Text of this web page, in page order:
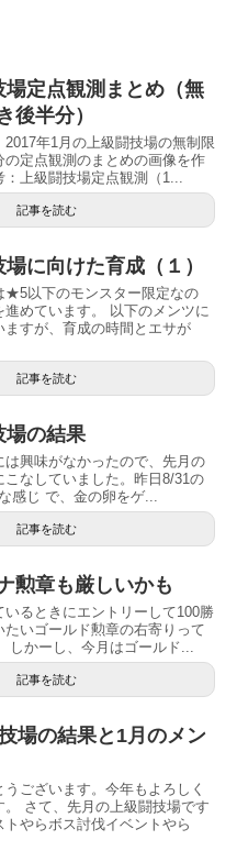
場定点観測まとめ（無
後半分）
年1月の上級闘技場の無制限
の定点観測のまとめの画像を作
上級闘技場定点観測（1...
記事を読む
に向けた育成（１）
★5以下のモンスター限定なの
めています。 以下のメンツに
ますが、育成の時間とエサが
記事を読む
場の結果
は興味がなかったので、先月の
こなしていました。昨日8/31の
感じ で、金の卵をゲ...
記事を読む
勲章も厳しいかも
るときにエントリーして100勝
たいゴールド勲章の右寄りって
しかーし、今月はゴールド...
記事を読む
場の結果と1月のメン
ございます。今年もよろしく
。 さて、先月の上級闘技場です
やらボス討伐イベントやら